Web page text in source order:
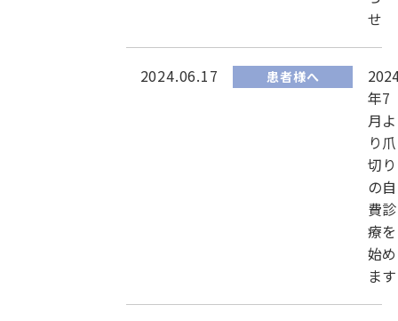
せ
2024.06.17 患者様へ
年7
月よ
り爪
切り
の自
費診
療を
始め
ます